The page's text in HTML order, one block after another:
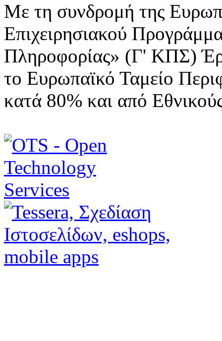
Με τη συνδρομή της
Επιχειρησιακού
Πληροφορίας» (Γ' ΚΠΣ)
το Ευρωπαϊκό Ταμείο
κατά 80% και από